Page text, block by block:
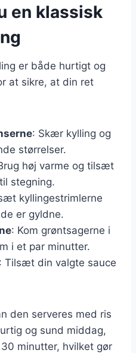
en klassisk
er både hurtigt og
at sikre, at din ret
: Skær kylling og
størrelser.
høj varme og tilsæt
stegning.
kyllingestrimlerne
er gyldne.
: Kom grøntsagerne i
i et par minutter.
: Tilsæt din valgte sauce
den serveres med ris
og sund middag,
minutter, hvilket gør